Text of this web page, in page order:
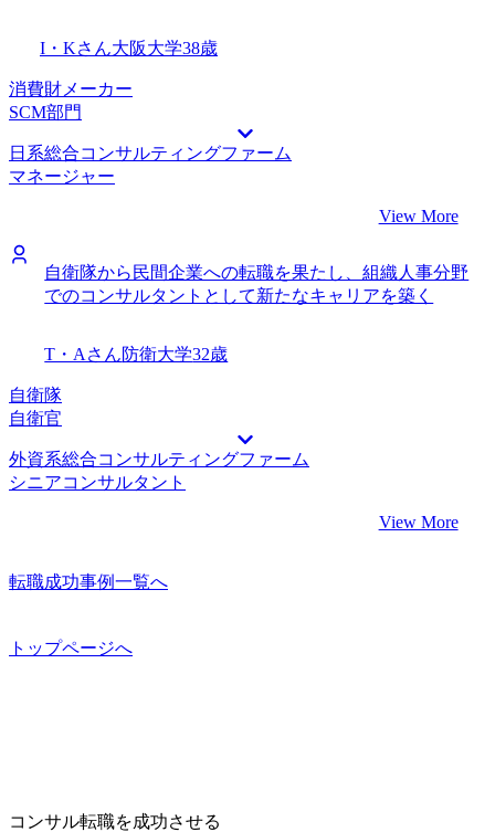
I・Kさん大阪大学38歳
消費財メーカー
SCM部門
日系総合コンサルティングファーム
マネージャー
View More
自衛隊から民間企業への転職を果たし、組織人事分野
でのコンサルタントとして新たなキャリアを築く
T・Aさん防衛大学32歳
自衛隊
自衛官
外資系総合コンサルティングファーム
シニアコンサルタント
View More
転職成功事例一覧へ
トップページへ
コンサル転職を成功させる